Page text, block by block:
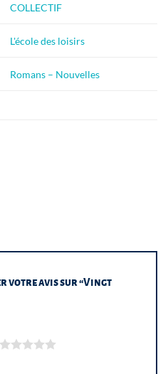
COLLECTIF
L'école des loisirs
Romans – Nouvelles
votre avis sur “Vingt